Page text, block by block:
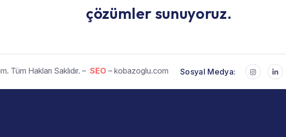
çözümler sunuyoruz.
Tüm Hakları Saklıdır. – SEO – kobazoglu.com Sosyal Medya: